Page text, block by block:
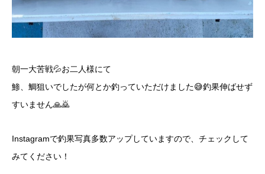
朝一大苦戦💦お二人様にて
鯵、鯛狙いでしたが何とか釣っていただけました😅釣果伸ばせず
すいません🙏🙇
Instagramで釣果写真多数アップしていますので、チェックして
みてください！